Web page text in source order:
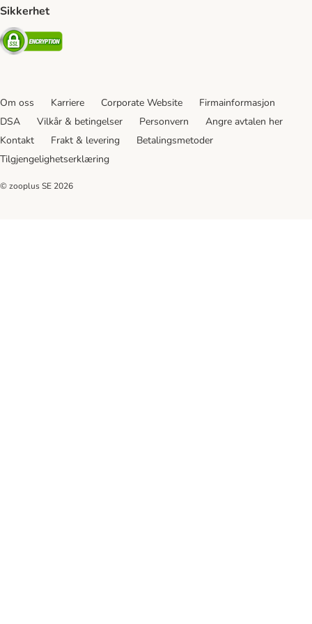
Sikkerhet
Security
Om oss Karriere Corporate Website
Firmainformasjon
DSA
Vilkår & betingelser Personvern
Angre avtalen her
Kontakt
Frakt & levering
Betalingsmetoder
Tilgjengelighetserklæring
© zooplus SE 2026